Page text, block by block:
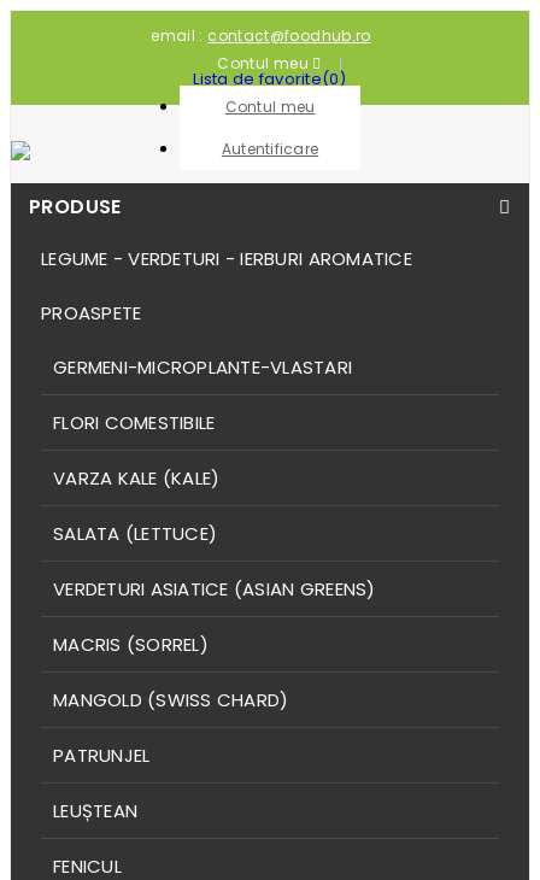
email : contact@foodhub.ro
Contul meu
Contul meu
Autentificare
Lista de favorite(0)
PRODUSE
LEGUME - VERDETURI - IERBURI AROMATICE
PROASPETE
GERMENI-MICROPLANTE-VLASTARI
FLORI COMESTIBILE
VARZA KALE (KALE)
SALATA (LETTUCE)
VERDETURI ASIATICE (ASIAN GREENS)
MACRIS (SORREL)
MANGOLD (SWISS CHARD)
PATRUNJEL
LEUȘTEAN
FENICUL